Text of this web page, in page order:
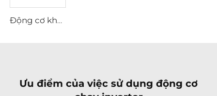
Động cơ không đồng bộ ba pha chống cháy nổ dãy YBZU dùng cho nguồn rung
Ưu điểm của việc sử dụng động cơ